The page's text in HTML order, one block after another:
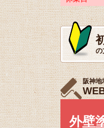
の
阪神地
外壁